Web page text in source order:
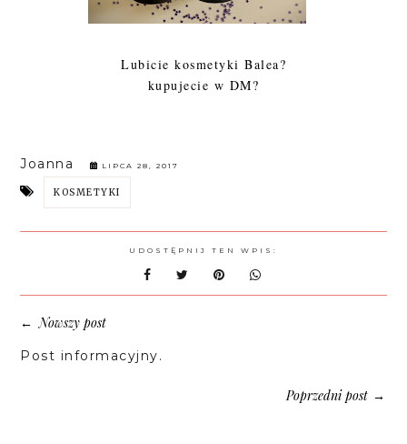
Lubicie kosmetyki Balea?
kupujecie w DM?
Joanna LIPCA 28, 2017
KOSMETYKI
UDOSTĘPNIJ TEN WPIS:
← Nowszy post
Post informacyjny.
Poprzedni post→